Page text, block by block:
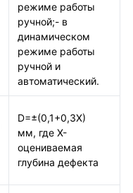
режиме работы
ручной;- в
динамическом
режиме работы
ручной и
автоматический.
D=±(0,1+0,3X)
мм, где Х-
оцениваемая
глубина дефекта